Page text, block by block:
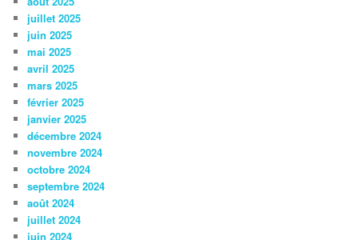
juillet 2025
juin 2025
mai 2025
avril 2025
mars 2025
février 2025
janvier 2025
décembre 2024
novembre 2024
octobre 2024
septembre 2024
août 2024
juillet 2024
juin 2024